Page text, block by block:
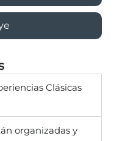
Clásicas
organizadas y